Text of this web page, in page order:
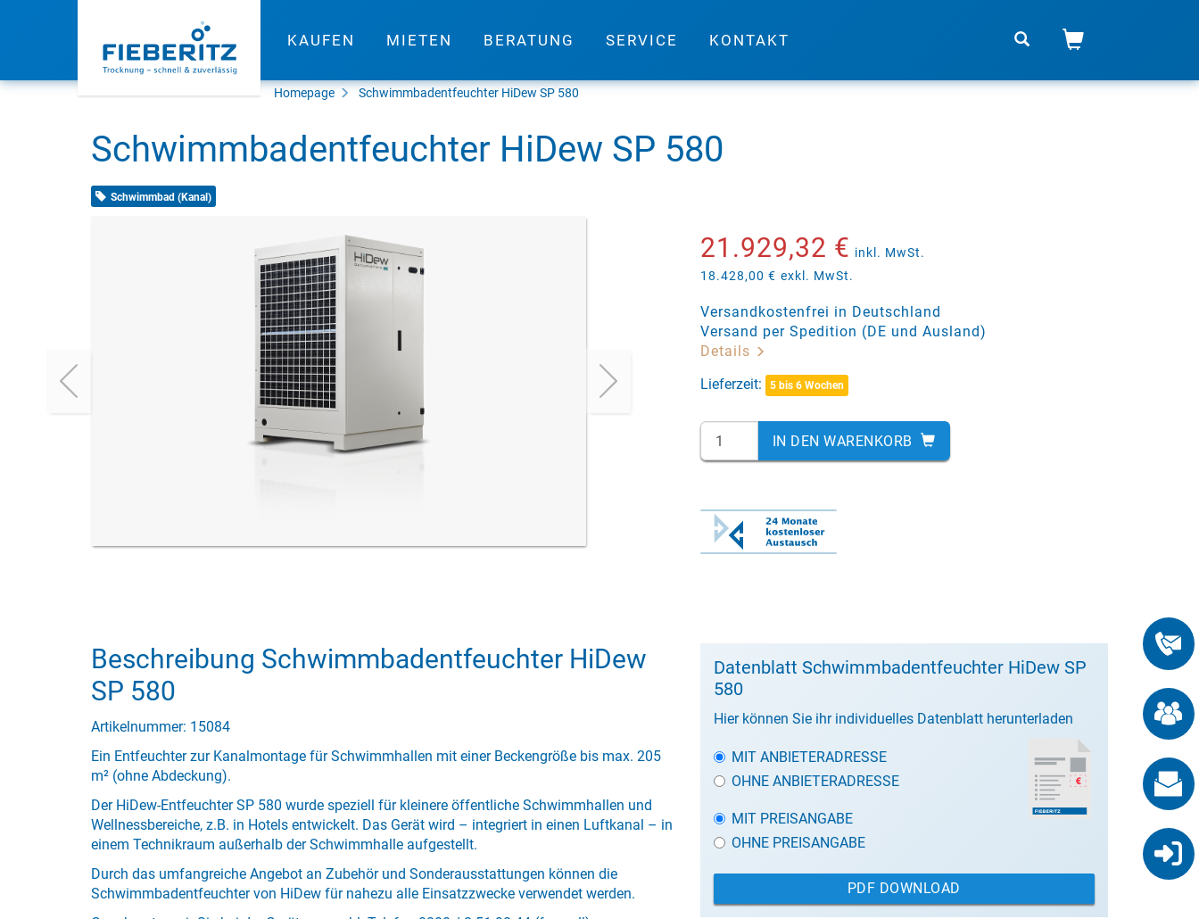
KAUFEN MIETEN BERATUNG SERVICE KONTAKT
Homepage Schwimmbadentfeuchter HiDew SP 580
Schwimmbadentfeuchter HiDew SP 580
Schwimmbad (Kanal)
21.929,32 € inkl. MwSt.
18.428,00 € exkl. MwSt.
Versandkostenfrei in Deutschland
Versand per Spedition (DE und Ausland)
Details
Lieferzeit:
5 bis 6 Wochen
IN DEN WARENKORB
Beschreibung Schwimmbadentfeuchter HiDew
SP 580
Artikelnummer: 15084
Ein Entfeuchter zur Kanalmontage für Schwimmhallen mit einer Beckengröße bis max. 205
m² (ohne Abdeckung).
Der HiDew-Entfeuchter SP 580 wurde speziell für kleinere öffentliche Schwimmhallen und
Wellnessbereiche, z.B. in Hotels entwickelt. Das Gerät wird – integriert in einen Luftkanal – in
einem Technikraum außerhalb der Schwimmhalle aufgestellt.
Durch das umfangreiche Angebot an Zubehör und Sonderausstattungen können die
Schwimmbadentfeuchter von HiDew für nahezu alle Einsatzzwecke verwendet werden.
Datenblatt Schwimmbadentfeuchter HiDew SP
580
Hier können Sie ihr individuelles Datenblatt herunterladen
MIT ANBIETERADRESSE
OHNE ANBIETERADRESSE
MIT PREISANGABE
OHNE PREISANGABE
PDF DOWNLOAD